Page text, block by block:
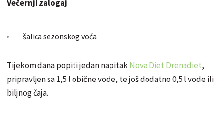
Večernji zalogaj
šalica sezonskog voća
Tijekom dana popiti jedan napitakNova Diet Drenadiet,
pripravljen sa 1,5 l obične vode, te još dodatno 0,5 l vode ili
biljnog čaja.